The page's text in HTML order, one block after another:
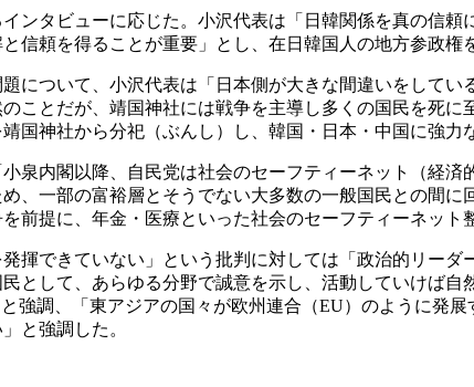
ンタビューに応じた。小沢代表は「日韓関係を真の信頼
信頼を得ることが重要」とし、在日韓国人の地方参政権
について、小沢代表は「日本側が大きな間違いをしてい
ことだが、靖国神社には戦争を主導し多くの国民を死
国神社から分祀（ぶんし）し、韓国・日本・中国に強力
泉内閣以降、自民党は社会のセーフティーネット（経済
、一部の富裕層とそうでない大多数の一般国民との間
前提に、年金・医療といった社会のセーフティーネット
揮できていない」という批判に対しては「政治的リーダ
として、あらゆる分野で誠意を示し、活動していけば
強調、「東アジアの国々が欧州連合（EU）のように発
と強調した。